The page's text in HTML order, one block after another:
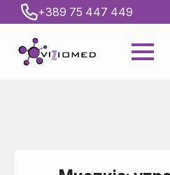
+389 75 447 449